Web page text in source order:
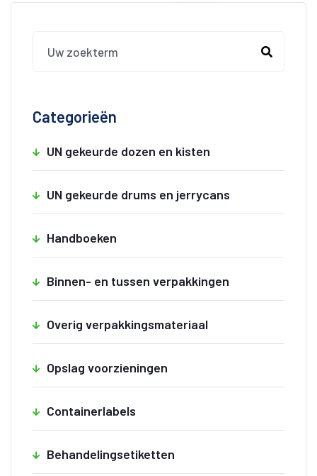
Categorieën
UN gekeurde dozen en kisten
UN gekeurde drums en jerrycans
Handboeken
Binnen- en tussen verpakkingen
Overig verpakkingsmateriaal
Opslag voorzieningen
Containerlabels
Behandelingsetiketten